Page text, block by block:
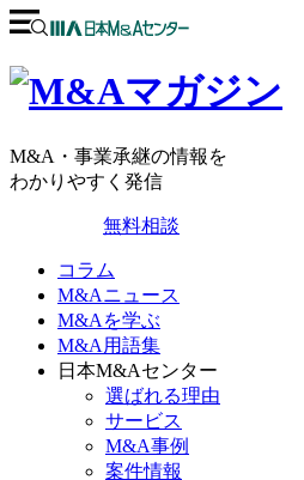
M&A・事業承継の情報を
わかりやすく発信
無料相談
コラム
M&Aニュース
M&Aを学ぶ
M&A用語集
日本M&Aセンター
選ばれる理由
サービス
M&A事例
案件情報